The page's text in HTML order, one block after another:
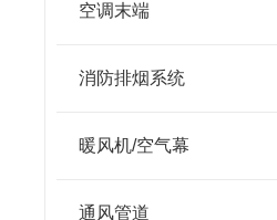
空调末端
消防排烟系统
暖风机/空气幕
通风管道